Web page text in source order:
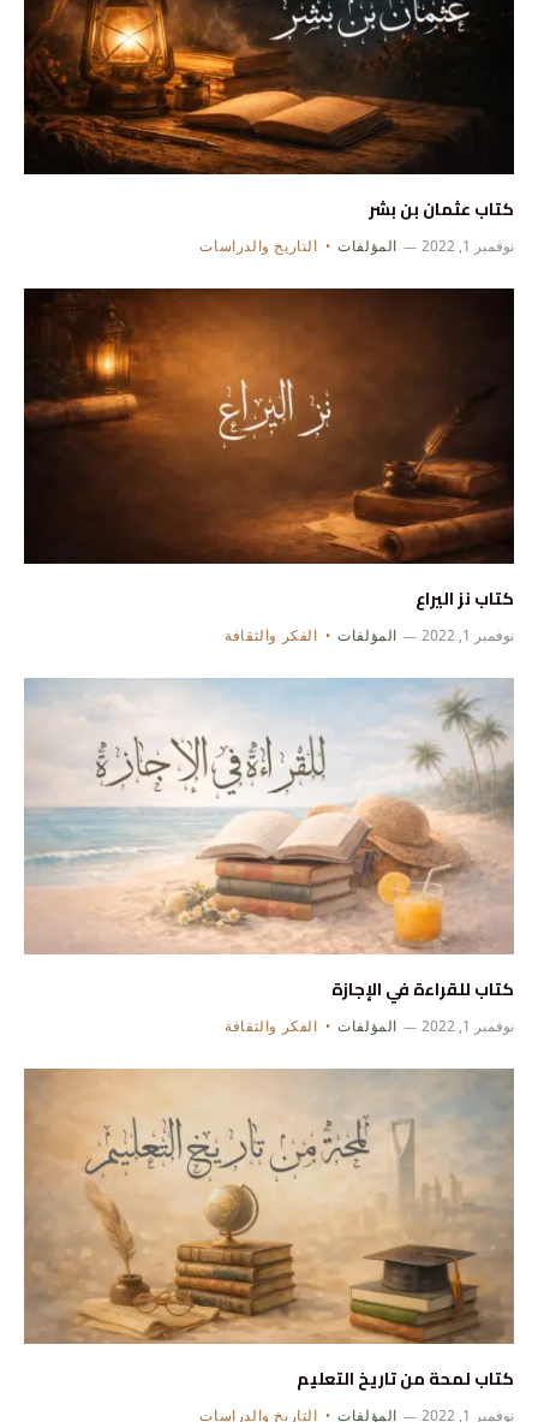
كتاب عثمان بن بشر
نوفمبر 1, 2022 المؤلفات التاريخ والدراسات
كتاب نز اليراع
نوفمبر 1, 2022 المؤلفات الفكر والثقافة
كتاب للقراءة في الإجازة
نوفمبر 1, 2022 المؤلفات الفكر والثقافة
كتاب لمحة من تاريخ التعليم
نوفمبر 1, 2022 المؤلفات التاريخ والدراسات